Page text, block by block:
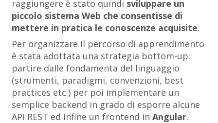
raggiungere è stato quindi sviluppare un
piccolo sistema Web che consentisse di
mettere in pratica le conoscenze acquisite.
Per organizzare il percorso di apprendimento
è stata adottata una strategia bottom-up:
partire dalle fondamenta del linguaggio
(strumenti, paradigmi, convenzioni, best
practices etc.) per poi implementare un
semplice backend in grado di esporre alcune
API REST ed infine un frontend in Angular.